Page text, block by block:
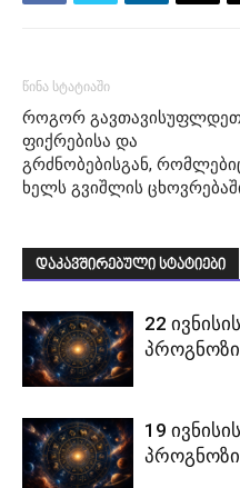
წინა სტატიაში
როგორ
ფიქრებისა და
გრძნობებისგან,
ხელს გვიშლის
დაკავშირებული სტატიები
22
პროგნოზი
19
პროგნოზი